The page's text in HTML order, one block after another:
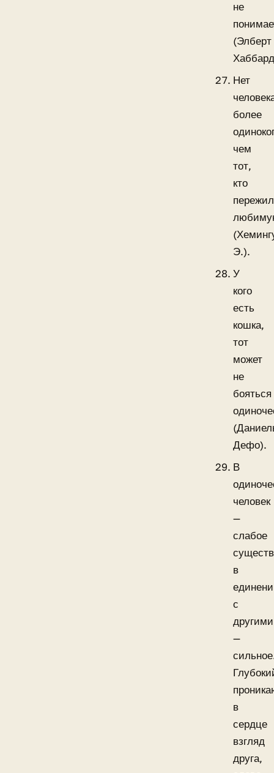
не
(Элберт
Нет
более
чем
тот,
кто
пережил
Э.).
У
кого
есть
кошка,
тот
может
не
бояться
Дефо).
В
человек
—
слабое
в
с
другими
—
в
сердце
взгляд
друга,